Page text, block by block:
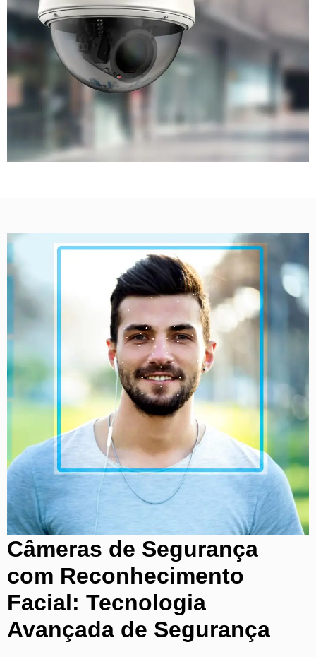
Câmeras de Segurança
com Reconhecimento
Facial: Tecnologia
Avançada de Segurança